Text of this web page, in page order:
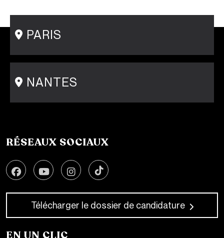
PARIS
15 rue Gambey - 75011
+33 1 86 47 29 92
NANTES
31-33 rue Saint Léonard
RÉSEAUX SOCIAUX
Télécharger le dossier de candidature